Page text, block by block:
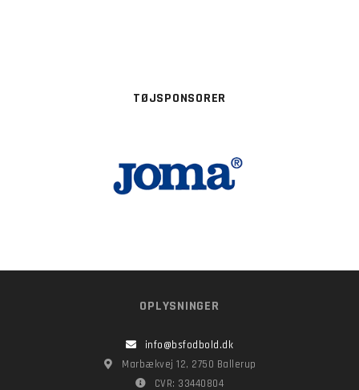
TØJSPONSORER
OPLYSNINGER
info@bsfodbold.dk
Marbækvej 12, 2750 Ballerup
CVR: 33440804